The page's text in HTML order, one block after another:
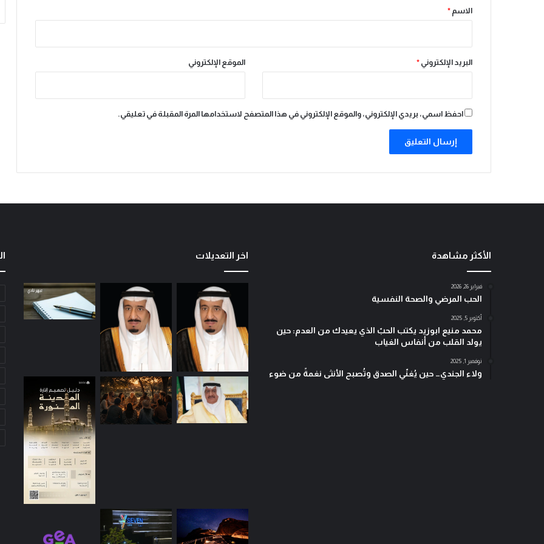
ر
ا
ع
ص
و
*
الاسم *
البريد الإلكتروني * الموقع الإلكتروني
احفظ اسمي، بريدي الإلكتروني، والموقع الإلكتروني في هذا المتصفح لاستخدامها المرة المقبلة في تعليقي.
الأكثر مشاهدة
فبراير 26, 2026
الحب المرضي والصحة النفسية
أكتوبر 5, 2025
محمد منيع ابوزيد يكتب الحبّ الذي يعيدك من العدم: حين
يولد القلب من أنفاس الغياب
نوفمبر 1, 2025
ولاء الجندي… حين يُغنّي الصدق وتُصبح الأنثى نغمةً من ضوء
اخر التعديلات